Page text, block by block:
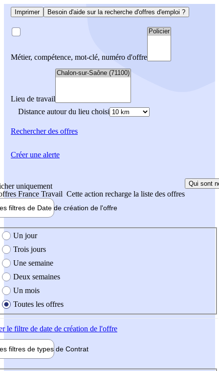
Imprimer Besoin d'aide sur la recherche d'offres d'emploi ?
Métier, compétence, mot-clé, numéro d'offre
Lieu de travail
Distance autour du lieu choisi
Rechercherdes offres
uniquement
France Travail Cette action recharge la liste des offres
Qui sont
filtres de Date de création de l'offre
création de l'offre
Un jour
Trois jours
Une semaine
Deux semaines
Un mois
Toutes les offres
le filtre de date de création de l'offre
filtres de types de Contrat
Créer une alerte